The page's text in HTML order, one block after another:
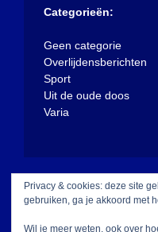
Categorieën:
Geen categorie
Overlijdensberichten
Sport
Uit de oude doos
Varia
Privacy & cookies: deze site
gebruiken, ga je akkoord met
Wil je meer weten, ook over